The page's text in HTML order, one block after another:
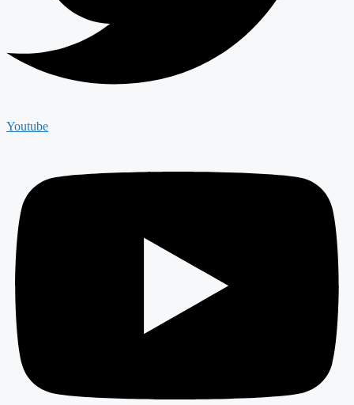
Youtube